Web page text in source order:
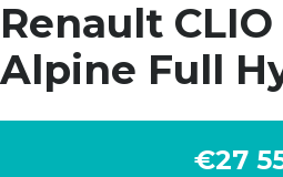
Renault
Alpine Full
€27